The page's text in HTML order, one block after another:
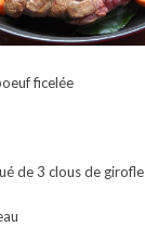
ficelée
de 3 clous de girofle